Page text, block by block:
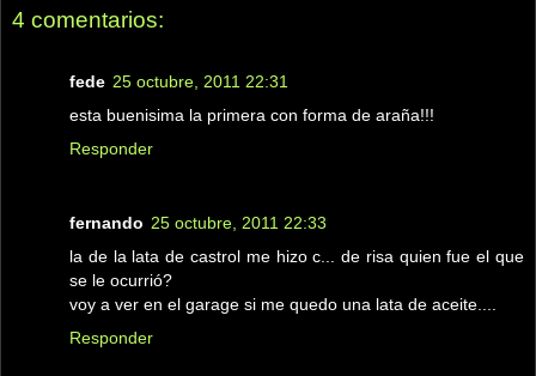
4 comentarios:
fede 25 octubre, 2011 22:31
esta buenisima la primera con forma de araña!!!
Responder
fernando 25 octubre, 2011 22:33
la de la lata de castrol me hizo c... de risa quien fue el que
se le ocurrió?
voy a ver en el garage si me quedo una lata de aceite....
Responder